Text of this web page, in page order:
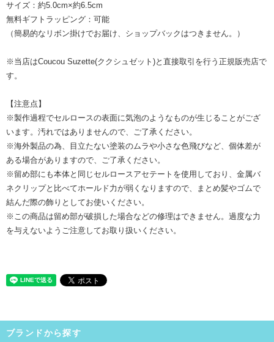
サイズ：約5.0cm×約6.5cm
無料ギフトラッピング：可能
（簡易的なリボン掛けでお届け、ショップバックはつきません。）
※当店はCoucou Suzette(ククシュゼット)と直接取引を行う正規販売店で
す。
【注意点】
※製作過程でセルロースの表面に気泡のようなものが生じることがござ
います。汚れではありませんので、ご了承ください。
※海外製品の為、目立たない塗装のムラや小さな色飛びなど、個体差が
ある場合がありますので、ご了承ください。
※留め部にも本体と同じセルロースアセテートを使用しており、金属バ
ネクリップと比べてホールド力が弱くなりますので、まとめ髪やゴムで
結んだ際の飾りとしてお使いください。
※この商品は留め部が破損した場合などの修理はできません。過度な力
を与えないようご注意してお取り扱いください。
ブランドから探す